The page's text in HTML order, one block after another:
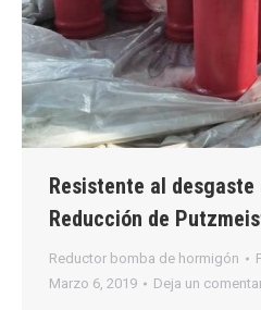
Resistente al
Reducción de
Reductor bomba de hormigón
Marzo 6, 2019
Deja un